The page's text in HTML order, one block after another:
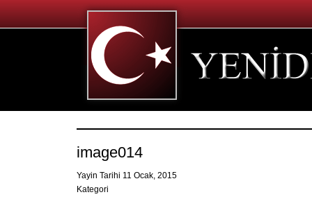
image014
Yayin Tarihi 11 Ocak, 2015
Kategori